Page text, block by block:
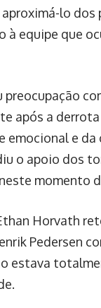
lo
à equipe que
preocupação
após a derrota
e da
o apoio dos
momento
Horvath
Pedersen
estava